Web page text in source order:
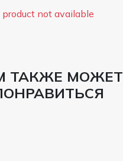
product not available
ТАКЖЕ МОЖЕТ